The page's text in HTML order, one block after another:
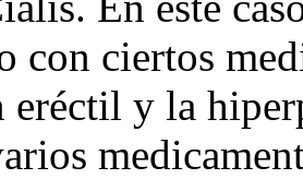
con ciertos
y la